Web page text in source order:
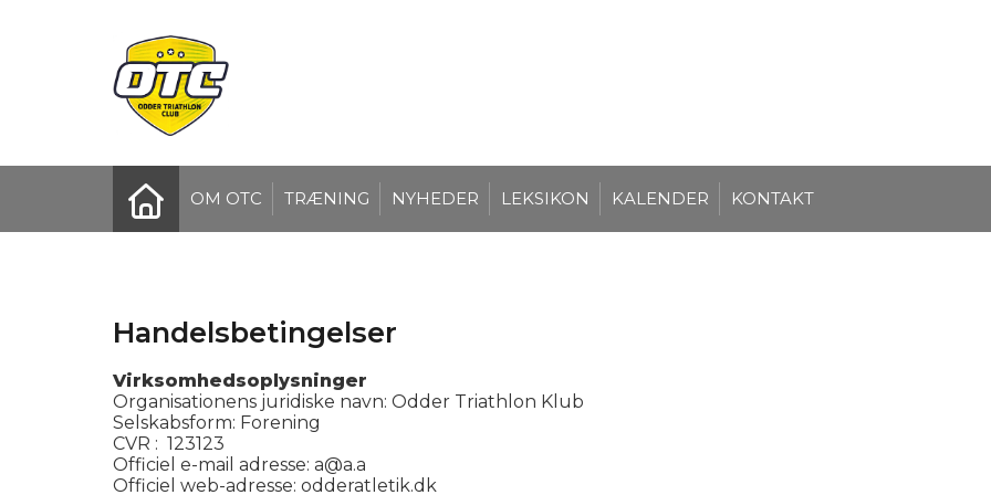
OM OTC TRÆNING NYHEDER LEKSIKON KALENDER KONTAKT
Handelsbetingelser
Virksomhedsoplysninger
Organisationens juridiske navn: Odder Triathlon Klub
Selskabsform: Forening
CVR : 123123
Officiel e-mail adresse: a@a.a
Officiel web-adresse: odderatletik.dk